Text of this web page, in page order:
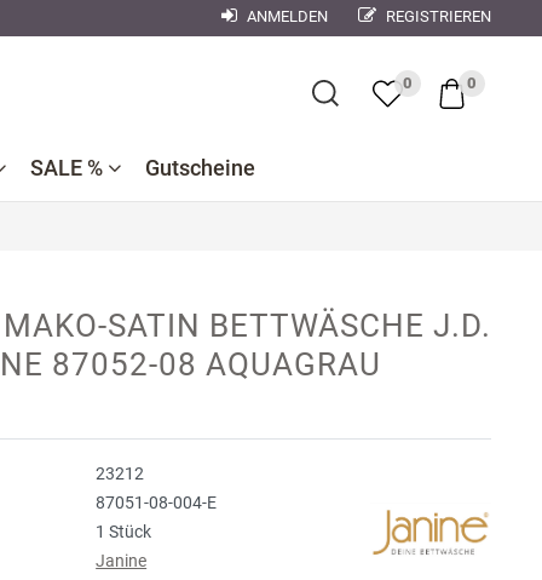
×
ANMELDEN REGISTRIEREN
SALE %
Badtextilien
Bettwäsche
Dekokissen
Reduzierte
Gutscheine
0 0
SATIN BETTWÄSCHE J.D.
87052-08 AQUAGRAU
23212
87051-08-004-E
1 Stück
Janine